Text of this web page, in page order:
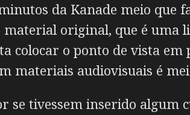
da Kanade meio que
original, que é uma
colocar o ponto de vista
materiais audiovisuais é
se tivessem inserido